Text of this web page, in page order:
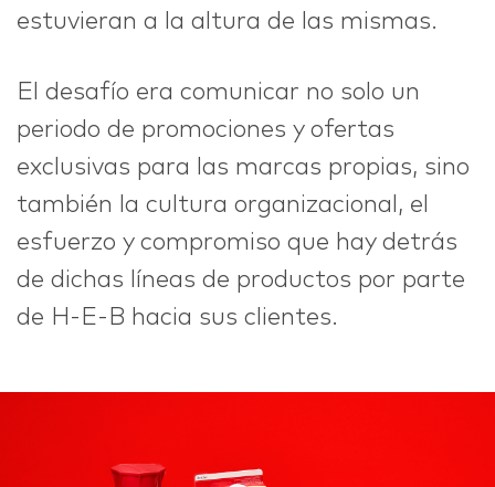
estuvieran a la altura de las mismas.
El desafío era comunicar no solo un
periodo de promociones y ofertas
exclusivas para las marcas propias, sino
también la cultura organizacional, el
esfuerzo y compromiso que hay detrás
de dichas líneas de productos por parte
de H-E-B hacia sus clientes.